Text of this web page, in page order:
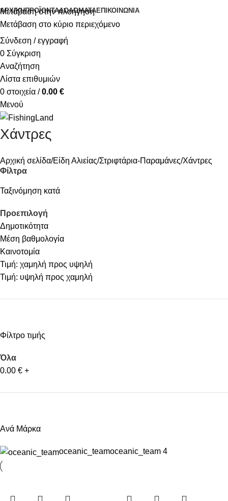
Μετάβαση στην πλοήγηση
Μετάβαση στο κύριο περιεχόμενο
ΑΡΧΙΚΉΠΡΟΪΌΝΤΑΔΟΛΏΜΑΤΑΕΠΙΚΟΙΝΩΝΊΑ
Σύνδεση / εγγραφή
0 Σύγκριση
Αναζήτηση
Λίστα επιθυμιών
0 στοιχεία / 0.00 €
Μενού
Χάντρες
Αρχική σελίδα Είδη Αλιείας Στριφτάρια-Παραμάνες Χάντρες
Φίλτρα
Ταξινόμηση κατά
Προεπιλογή
Δημοτικότητα
Μέση βαθμολογία
Καινοτομία
Τιμή: χαμηλή προς υψηλή
Τιμή: υψηλή προς χαμηλή
Φίλτρο τιμής
Όλα
0.00 € +
Ανά Μάρκα
oceanic_teamoceanic_team 4